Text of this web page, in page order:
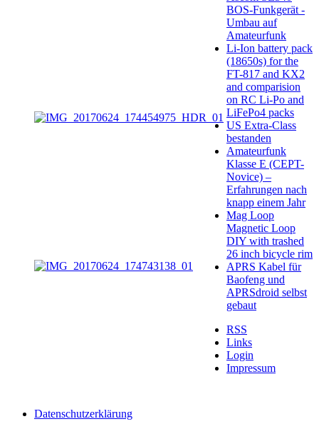
BOS-Funkgerät -
Umbau auf
Amateurfunk
Li-Ion battery pack
(18650s) for the
FT-817 and KX2
and comparision
on RC Li-Po and
LiFePo4 packs
US Extra-Class
bestanden
Amateurfunk
Klasse E (CEPT-
Novice) –
Erfahrungen nach
knapp einem Jahr
Mag Loop
Magnetic Loop
DIY with trashed
26 inch bicycle rim
APRS Kabel für
Baofeng und
APRSdroid selbst
gebaut
RSS
Links
Login
Impressum
Datenschutzerklärung